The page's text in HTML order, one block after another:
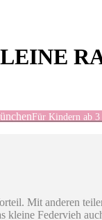
Für Kindern ab 3
Mit anderen
kleine Federvieh